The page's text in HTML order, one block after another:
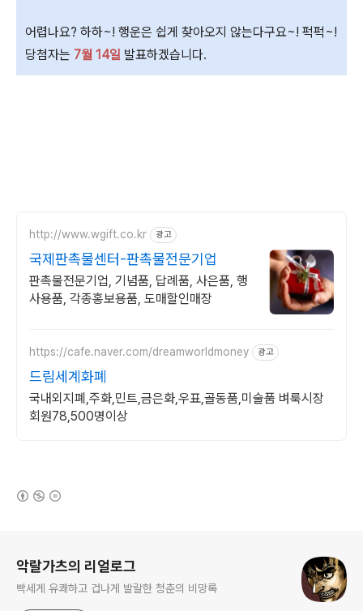
어렵나요? 하하~! 행운은 쉽게 찾아오지 않는다구요~! 퍽퍽~!
당첨자는 7월 14일 발표하겠습니다.
http://www.wgift.co.kr 광고
국제판촉물센터-판촉물전문기업
판촉물전문기업, 기념품, 답례품, 사은품, 행
사용품, 각종홍보용품, 도매할인매장
https://cafe.naver.com/dreamworldmoney 광고
드림세계화폐
국내외지폐,주화,민트,금은화,우표,골동품,미술품 벼룩시장
회원78,500명이상
악랄가츠의 리얼로그
빡세게 유쾌하고 겁나게 발랄한 청춘의 비망록